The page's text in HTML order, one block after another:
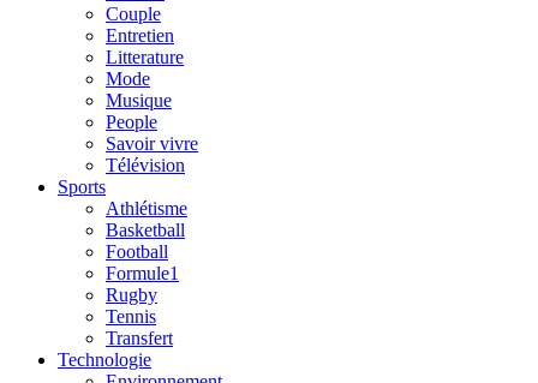
Couple
Entretien
Litterature
Mode
Musique
People
Savoir vivre
Télévision
Sports
Athlétisme
Basketball
Football
Formule1
Rugby
Tennis
Transfert
Technologie